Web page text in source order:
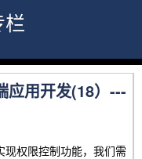
栏
应用开发(18）---
现权限控制功能，我们需